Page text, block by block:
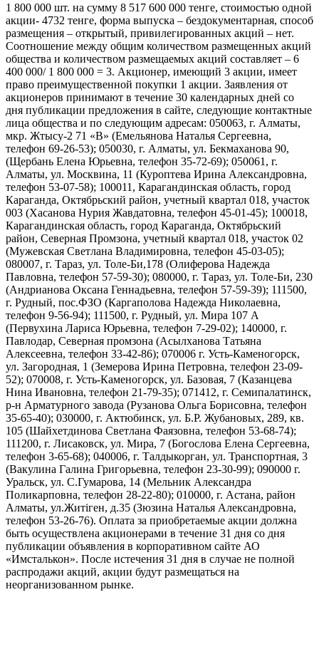
1 800 000 шт. на сумму 8 517 600 000 тенге, стоимостью одной
акции- 4732 тенге, форма выпуска – бездокументарная, способ
размещения – открытый, привилегированных акций – нет.
Соотношение между общим количеством размещенных акций
общества и количеством размещаемых акций составляет – 6
400 000/ 1 800 000 = 3. Акционер, имеющий 3 акции, имеет
право преимущественной покупки 1 акции. Заявления от
акционеров принимают в течение 30 календарных дней со
дня публикации предложения в сайте, следующие контактные
лица общества и по следующим адресам: 050063, г. Алматы,
мкр. Жтысу-2 71 «В» (Емельянова Наталья Сергеевна,
телефон 69-26-53); 050030, г. Алматы, ул. Бекмаханова 90,
(Щербань Елена Юрьевна, телефон 35-72-69); 050061, г.
Алматы, ул. Москвина, 11 (Куроптева Ирина Александровна,
телефон 53-07-58); 100011, Карагандинская область, город
Караганда, Октябрьский район, учетный квартал 018, участок
003 (Хасанова Нурия Жавдатовна, телефон 45-01-45); 100018,
Карагандинская область, город Караганда, Октябрьский
район, Северная Промзона, учетный квартал 018, участок 02
(Мужевская Светлана Владимировна, телефон 45-03-05);
080007, г. Тараз, ул. Толе-Би,178 (Олиферова Надежда
Павловна, телефон 57-59-30); 080000, г. Тараз, ул. Толе-Би, 230
(Андрианова Оксана Геннадьевна, телефон 57-59-39); 111500,
г. Рудный, пос.ФЗО (Каргаполова Надежда Николаевна,
телефон 9-56-94); 111500, г. Рудный, ул. Мира 107 А
(Первухина Лариса Юрьевна, телефон 7-29-02); 140000, г.
Павлодар, Северная промзона (Асылханова Татьяна
Алексеевна, телефон 33-42-86); 070006 г. Усть-Каменогорск,
ул. Загородная, 1 (Земерова Ирина Петровна, телефон 23-09-
52); 070008, г. Усть-Каменогорск, ул. Базовая, 7 (Казанцева
Нина Ивановна, телефон 21-79-35); 071412, г. Семипалатинск,
р-н Арматурного завода (Рузанова Ольга Борисовна, телефон
35-65-40); 030000, г. Актюбинск, ул. Б.Р. Жубановых, 289, кв.
105 (Шайхетдинова Светлана Фаязовна, телефон 53-68-74);
111200, г. Лисаковск, ул. Мира, 7 (Богослова Елена Сергеевна,
телефон 3-65-68); 040006, г. Талдыкорган, ул. Транспортная, 3
(Вакулина Галина Григорьевна, телефон 23-30-99); 090000 г.
Уральск, ул. С.Гумарова, 14 (Мельник Александра
Поликарповна, телефон 28-22-80); 010000, г. Астана, район
Алматы, ул.Житiген, д.35 (Зюзина Наталья Александровна,
телефон 53-26-76). Оплата за приобретаемые акции должна
быть осуществлена акционерами в течение 31 дня со дня
публикации объявления в корпоративном сайте АО
«Имсталькон». После истечения 31 дня в случае не полной
распродажи акций, акции будут размещаться на
неорганизованном рынке.